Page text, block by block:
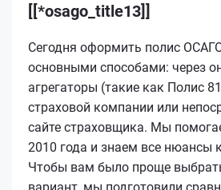
[[*osago_title13]]
Сегодня оформить полис
основными способами: через
агрегаторы (такие как Полис
страховой компании или
сайте страховщика. Мы
2010 года и знаем все нюансы
Чтобы вам было проще